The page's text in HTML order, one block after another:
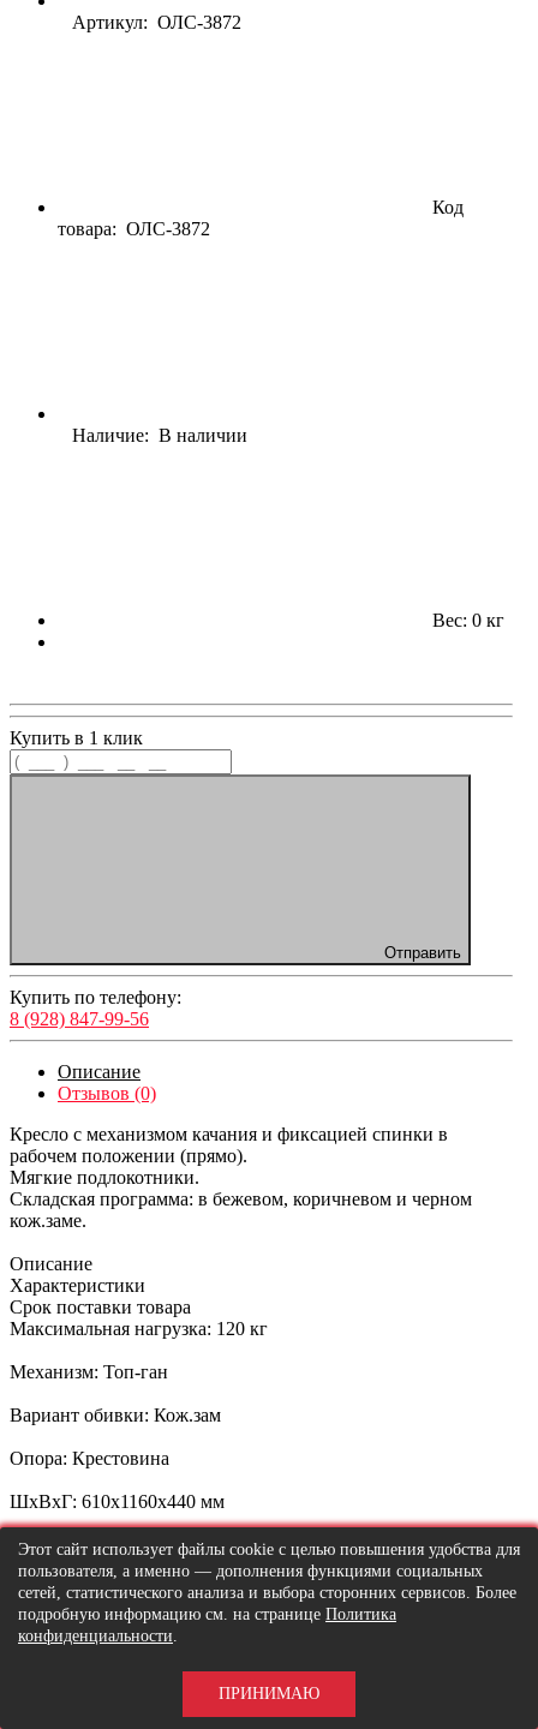
Артикул: ОЛС-3872
Код
товара: ОЛС-3872
Наличие: В наличии
Вес: 0 кг
Купить в 1 клик
Отправить
Купить по телефону:
8 (928) 847-99-56
Описание
Отзывов (0)
Кресло с механизмом качания и фиксацией спинки в
рабочем положении (прямо).
Мягкие подлокотники.
Складская программа: в бежевом, коричневом и черном
кож.заме.
Описание
Характеристики
Срок поставки товара
Максимальная нагрузка: 120 кг
Механизм: Топ-ган
Вариант обивки: Кож.зам
Опора: Крестовина
ШxВxГ: 610x1160x440 мм
Вес: 14 кг
Написать отзыв
Пожалуйстаавторизируйтесь
перед тем как написать отзыв
Этот сайт использует файлы cookie с целью повышения удобства для
пользователя, а именно — дополнения функциями социальных
сетей, статистического анализа и выбора сторонних сервисов. Более
подробную информацию см. на странице Политика
конфиденциальности.
ПРИНИМАЮ